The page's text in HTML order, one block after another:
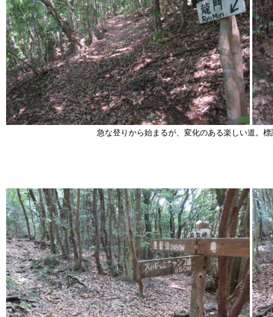
急な登りから始まるが、変化のある楽しい道。